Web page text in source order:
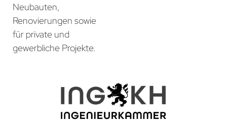
Neubauten,
Renovierungen sowie
für private und
gewerbliche Projekte.